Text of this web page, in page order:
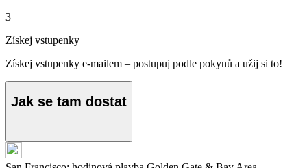
3
Získej vstupenky
Získej vstupenky e-mailem – postupuj podle pokynů a užij si to!
Jak se tam dostat